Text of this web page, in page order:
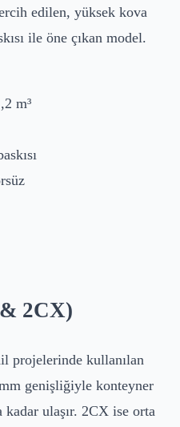
edilen, yüksek kova
ile öne çıkan model.
m³
2CX)
projelerinde kullanılan
genişliğiyle konteyner
kadar ulaşır. 2CX ise orta